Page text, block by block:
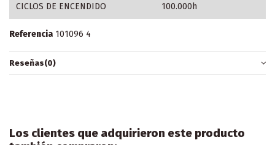
CICLOS DE ENCENDIDO 100.000h
Referencia 101096 4
Reseñas(0)
Los clientes que adquirieron este producto